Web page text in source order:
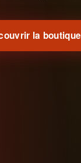
la boutique